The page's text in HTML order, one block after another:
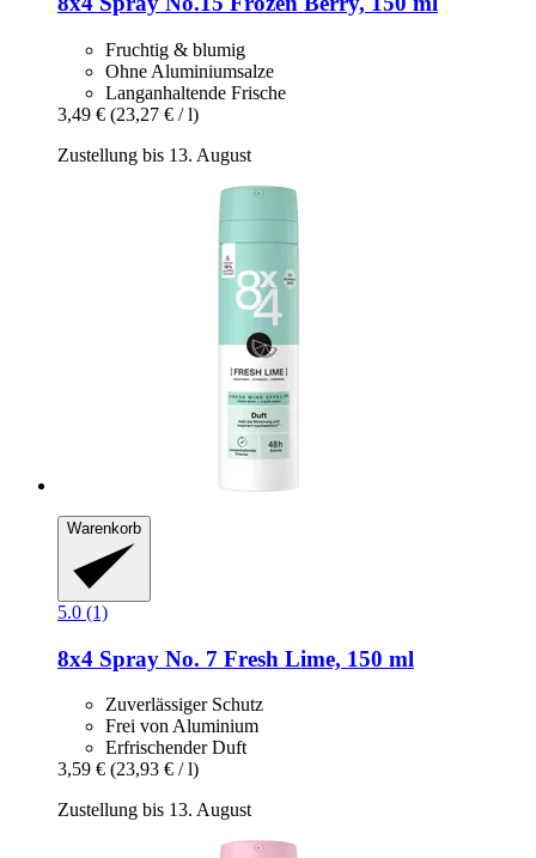
Fruchtig & blumig
Ohne Aluminiumsalze
Langanhaltende Frische
3,49 € (23,27 € / l)
Zustellung bis 13. August
Warenkorb
5.0 (1)
8x4 Spray No. 7 Fresh Lime, 150 ml
Zuverlässiger Schutz
Frei von Aluminium
Erfrischender Duft
3,59 € (23,93 € / l)
Zustellung bis 13. August